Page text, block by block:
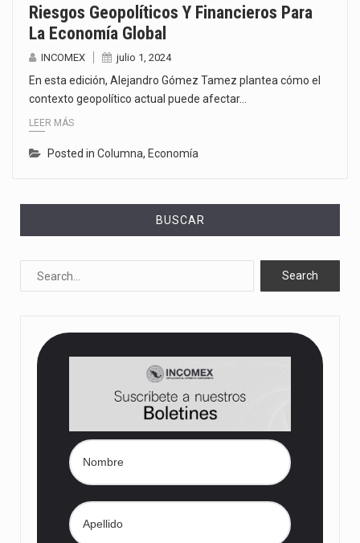
Riesgos Geopolíticos Y Financieros Para
La Economía Global
INCOMEX julio 1, 2024
En esta edición, Alejandro Gómez Tamez plantea cómo el
contexto geopolítico actual puede afectar…
LEER MÁS
Posted in Columna, Economía
BUSCAR